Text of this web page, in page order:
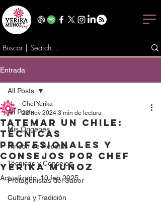
Entrada
All Posts
Mis Orígenes
Rincón de Recetas
Técnicas y Consejos
Protagonistas del Sabor
Cultura y Tradición
All Posts
Tatemar un Chile:
Técnicas
Profesionales y
Consejos por Chef
Yerika Muñoz
Chef Yerika
22 nov 2024 3 min de lectura
Actualizado:10 feb 2025